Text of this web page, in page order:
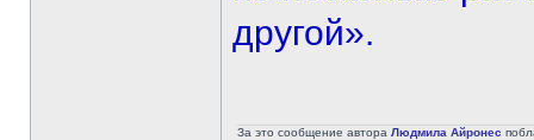
другой».
За это сообщение автора Людмила Айронес